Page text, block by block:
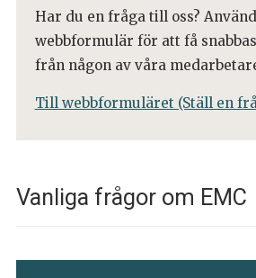
Har du en fråga till oss?
webbformulär för att få
från någon av våra
Till webbformuläret (Ställ en
Vanliga frågor om EMC